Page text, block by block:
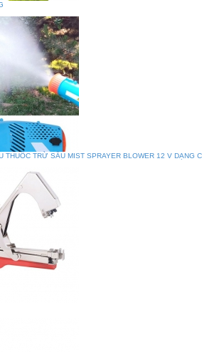
THUỐC TRỪ SÂU MIST SPRAYER BLOWER 12 V DẠNG